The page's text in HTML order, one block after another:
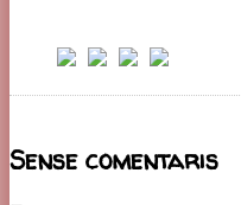
Sense comentaris